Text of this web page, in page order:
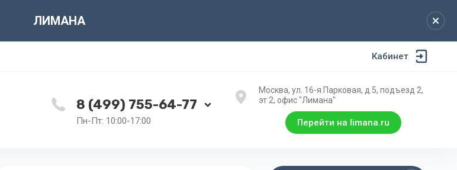
ЛИМАНА
Кабинет
8 (499) 755-64-77
Пн-Пт: 10:00-17:00
Москва, ул. 16-я Парковая, д.5, подъезд 2,
эт 2, офис "Лимана"
Перейти на limana.ru